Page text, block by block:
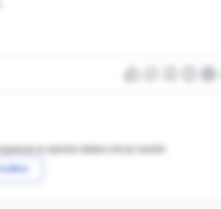
tu opinión debes iniciar sesión